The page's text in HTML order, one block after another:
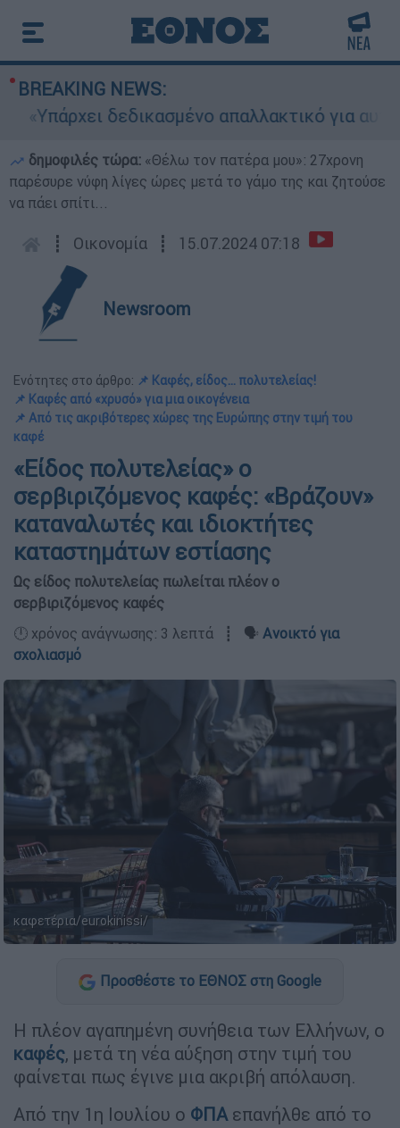
BREAKING NEWS:
δεδικασμένο απαλλακτικό για
δημοφιλές τώρα: «Θέλω τον πατέρα μου»: 27χρονη
παρέσυρε νύφη λίγες ώρες μετά το γάμο της και ζητούσε
να πάει σπίτι...
┋ Οικονομία ┋ 15.07.2024 07:18
Newsroom
Ενότητες στο άρθρο: 📌 Καφές, είδος… πολυτελείας!
📌 Καφές από «χρυσό» για μια οικογένεια
📌 Από τις ακριβότερες χώρες της Ευρώπης στην τιμή του
καφέ
«Είδος πολυτελείας» ο
σερβιριζόμενος καφές: «Βράζουν»
καταναλωτές και ιδιοκτήτες
καταστημάτων εστίασης
Ως είδος πολυτελείας πωλείται πλέον ο
σερβιριζόμενος καφές
🕛 χρόνος ανάγνωσης: 3 λεπτά ┋ 🗣️ Ανοικτό για
σχολιασμό
καφετέρια/eurokinissi/
Προσθέστε το ΕΘΝΟΣ στη Google
Η πλέον αγαπημένη συνήθεια των Ελλήνων, ο
καφές, μετά τη νέα αύξηση στην τιμή του
φαίνεται πως έγινε μια ακριβή απόλαυση.
Από την 1η Ιουλίου ο ΦΠΑ επανήλθε από το